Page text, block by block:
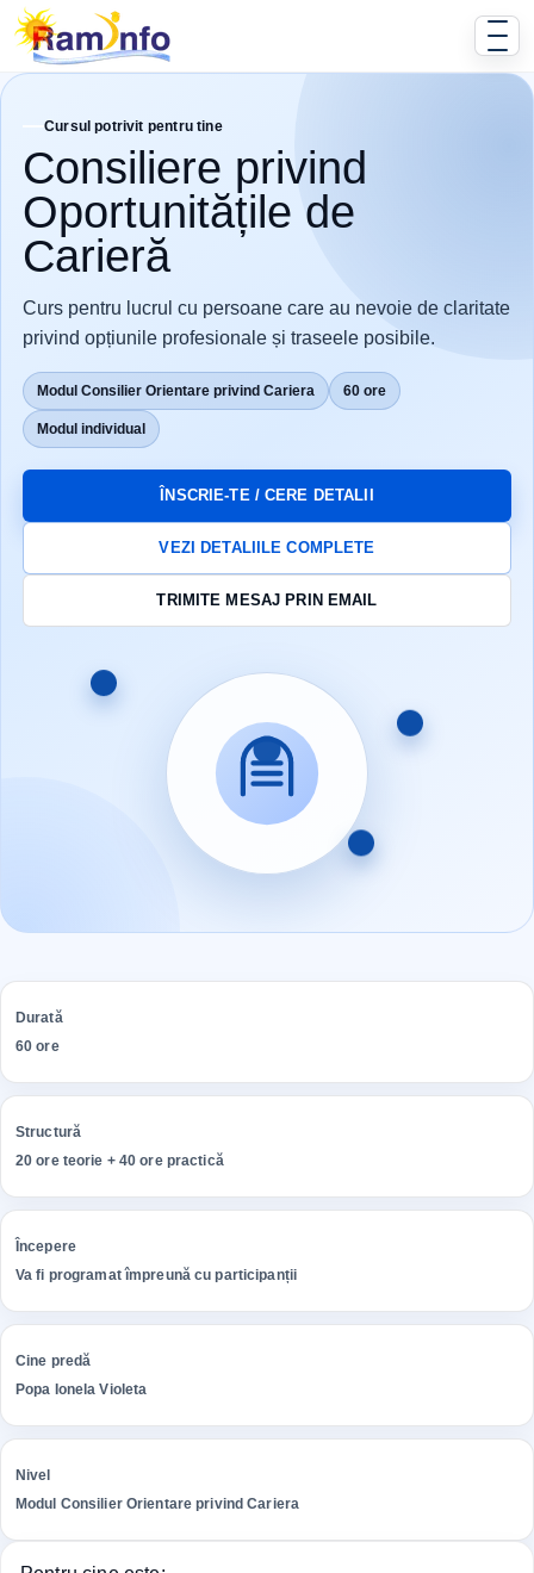
Cursul potrivit pentru tine
Consiliere privind
Oportunitățile de
Carieră
Curs pentru lucrul cu persoane care au nevoie de claritate
privind opțiunile profesionale și traseele posibile.
Modul Consilier Orientare privind Cariera 60 ore
Modul individual
ÎNSCRIE-TE / CERE DETALII
VEZI DETALIILE COMPLETE
TRIMITE MESAJ PRIN EMAIL
Durată
60 ore
Structură
20 ore teorie + 40 ore practică
Începere
Va fi programat împreună cu participanții
Cine predă
Popa Ionela Violeta
Nivel
Modul Consilier Orientare privind Cariera